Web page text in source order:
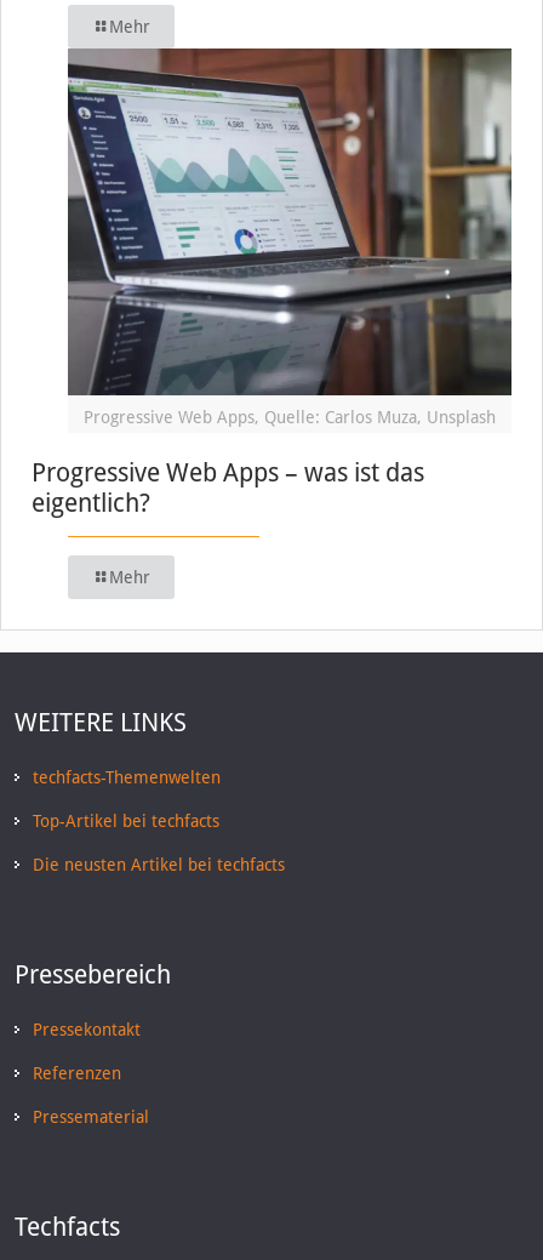
Mehr
Progressive Web Apps, Quelle: Carlos Muza, Unsplash
Progressive Web Apps – was ist das
eigentlich?
Mehr
WEITERE LINKS
techfacts-Themenwelten
Top-Artikel bei techfacts
Die neusten Artikel bei techfacts
Pressebereich
Pressekontakt
Referenzen
Pressematerial
Techfacts